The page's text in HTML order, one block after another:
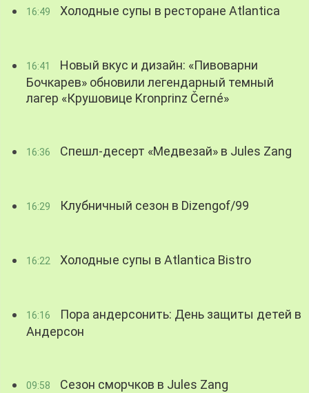
16:49 Холодные супы в ресторане Atlantica
16:41
Новый вкус и дизайн: «Пивоварни
Бочкарев» обновили легендарный темный
лагер «Крушовице Kronprinz Černé»
16:36 Спешл-десерт «Медвезай» в Jules Zang
16:29 Клубничный сезон в Dizengof/99
16:22 Холодные супы в Atlantica Bistro
16:16
Пора андерсонить: День защиты детей в
Андерсон
09:58 Сезон сморчков в Jules Zang